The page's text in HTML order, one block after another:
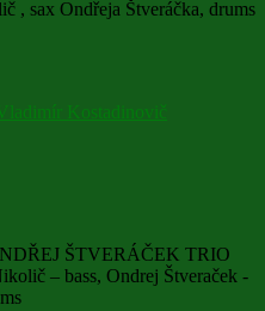
, sax Ondřeja Štveráčka, drums
Kostadinovič
ŠTVERÁČEK TRIO
– bass, Ondrej Štveraček -